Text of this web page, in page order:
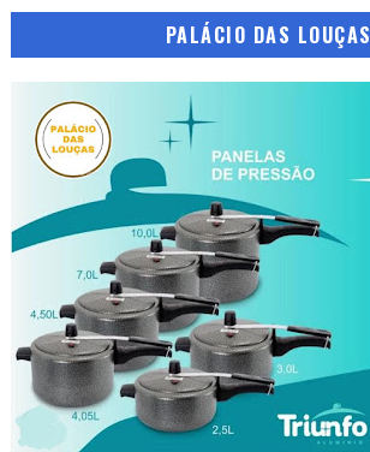
PALÁCIO DAS LOUÇAS